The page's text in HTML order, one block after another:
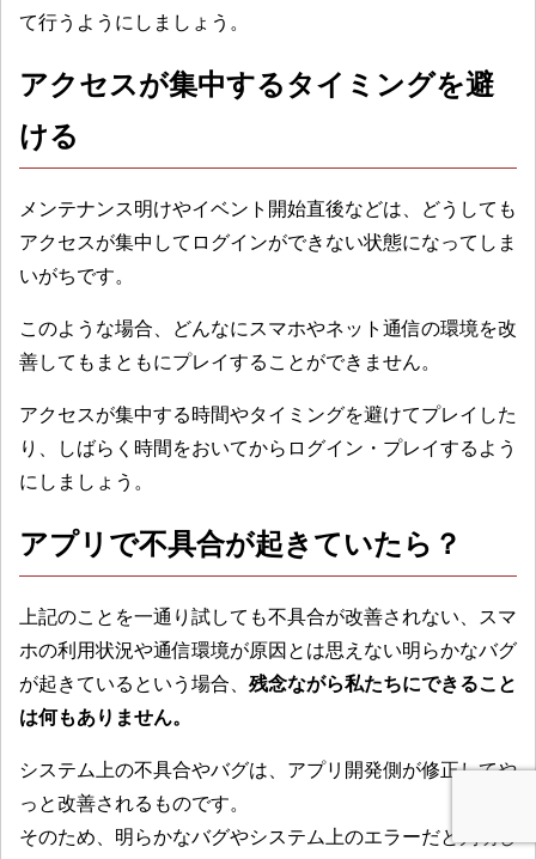
て行うようにしましょう。
アクセスが集中するタイミングを避
ける
メンテナンス明けやイベント開始直後などは、どうしても
アクセスが集中してログインができない状態になってしま
いがちです。
このような場合、どんなにスマホやネット通信の環境を改
善してもまともにプレイすることができません。
アクセスが集中する時間やタイミングを避けてプレイした
り、しばらく時間をおいてからログイン・プレイするよう
にしましょう。
アプリで不具合が起きていたら？
上記のことを一通り試しても不具合が改善されない、スマ
ホの利用状況や通信環境が原因とは思えない明らかなバグ
が起きているという場合、 残念ながら私たちにできること
は何もありません。
システム上の不具合やバグは、アプリ開発側が修正してや
っと改善されるものです。
そのため、明らかなバグやシステム上のエラーだと判明し